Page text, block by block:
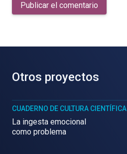
Publicar el comentario
Otros proyectos
CUADERNO DE CULTURA CIENTÍFICA
La ingesta emocional
como problema